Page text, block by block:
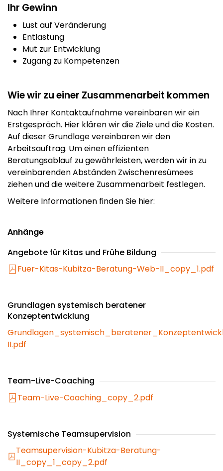
Ihr Gewinn
Lust auf Veränderung
Entlastung
Mut zur Entwicklung
Zugang zu Kompetenzen
Wie wir zu einer Zusammenarbeit kommen
Nach Ihrer Kontaktaufnahme vereinbaren wir ein
Erstgespräch. Hier klären wir die Ziele und die Kosten.
Auf dieser Grundlage vereinbaren wir den
Arbeitsauftrag. Um einen effizienten
Beratungsablauf zu gewährleisten, werden wir in zu
vereinbarenden Abständen Zwischenresümees
ziehen und die weitere Zusammenarbeit festlegen.
Weitere Informationen finden Sie hier:
Anhänge
Angebote für Kitas und Frühe Bildung
Fuer-Kitas-Kubitza-Beratung-Web-II_copy_1.pdf
Grundlagen systemisch beratener
Konzeptentwicklung
II.pdf
Team-Live-Coaching
Team-Live-Coaching_copy_2.pdf
Systemische Teamsupervision
Teamsupervision-Kubitza-Beratung-
II_copy_1_copy_2.pdf